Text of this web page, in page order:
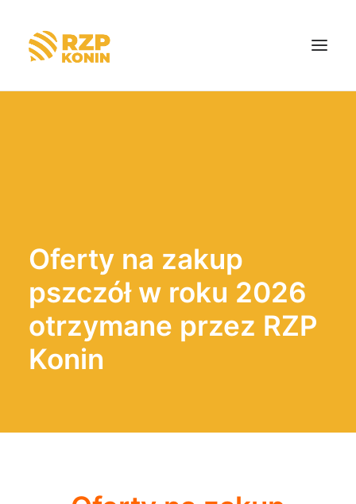
Kontakt
Oferty na zakup
pszczół w roku 2026
otrzymane przez RZP
Konin